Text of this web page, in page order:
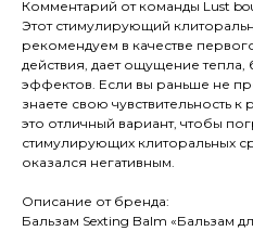
Комментарий от команды Lust
Этот стимулирующий
рекомендуем в качестве
действия, дает ощущение тепла,
эффектов. Если вы раньше не
знаете свою чувствительность
это отличный вариант, чтобы
стимулирующих клиторальных
оказался негативным.
Описание от бренда:
Бальзам Sexting Balm «Бальзам